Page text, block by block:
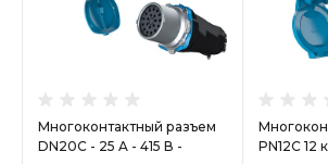
Многоконтактный разъем
DN20C - 25 A - 415 В -
PN12C 12